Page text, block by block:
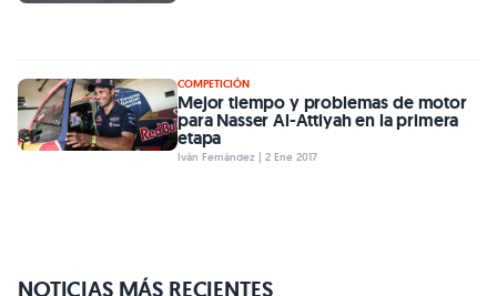
COMPETICIÓN
Mejor tiempo y problemas de motor
para Nasser Al-Attiyah en la primera
etapa
Iván Fernández | 2 Ene 2017
NOTICIAS MÁS RECIENTES